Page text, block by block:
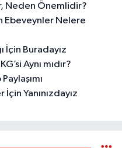
Neden Önemlidir?
Ebeveynler Nelere
İçin Buradayız
Aynı mıdır?
Yanınızdayız